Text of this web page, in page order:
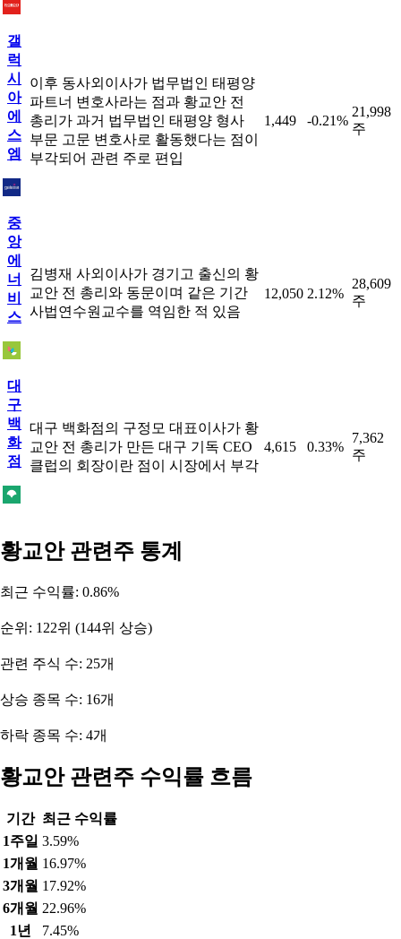
갤
럭
시
아
에
스
엠
이후 동사외이사가 법무법인 태평양
파트너 변호사라는 점과 황교안 전
총리가 과거 법무법인 태평양 형사
부문 고문 변호사로 활동했다는 점이
부각되어 관련 주로 편입
1,449 -0.21%
21,998
주
중
앙
에
너
비
스
김병재 사외이사가 경기고 출신의 황
교안 전 총리와 동문이며 같은 기간
사법연수원교수를 역임한 적 있음
12,050 2.12%
28,609
주
대
구
백
화
점
대구 백화점의 구정모 대표이사가 황
교안 전 총리가 만든 대구 기독 CEO
클럽의 회장이란 점이 시장에서 부각
4,615 0.33%
7,362
주
황교안 관련주 통계
최근 수익률: 0.86%
순위: 122위 (144위 상승)
관련 주식 수: 25개
상승 종목 수: 16개
하락 종목 수: 4개
황교안 관련주 수익률 흐름
기간 최근 수익률
1주일 3.59%
1개월 16.97%
3개월 17.92%
6개월 22.96%
1년
7.45%